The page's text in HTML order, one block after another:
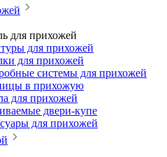
для прихожей
для прихожей
для прихожей
системы для прихожей
в прихожую
для прихожей
двери-купе
для прихожей